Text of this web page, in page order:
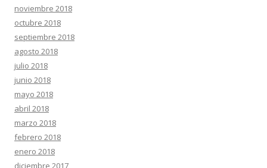
noviembre 2018
octubre 2018
septiembre 2018
agosto 2018
julio 2018
junio 2018
mayo 2018
abril 2018
marzo 2018
febrero 2018
enero 2018
diciembre 2017